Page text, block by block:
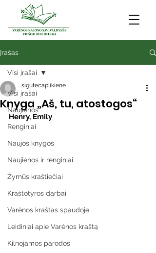
Įrašas
Visi įrašai
Naujienos
Renginiai
Naujos knygos
Naujienos ir renginiai
Žymūs kraštiečiai
Kraštotyros darbai
Varėnos kraštas spaudoje
Leidiniai apie Varėnos kraštą
Kilnojamos parodos
Visi įrašai
Knyga „Aš, tu, atostogos“
sigutecaplikiene
Henry, Emily